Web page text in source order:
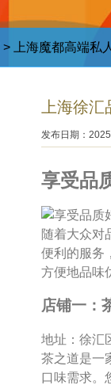
> 上海魔都高端私
上海徐
发布日期：
享受品
随着大众对
便利的服务
方便地品味
店铺一：
地址：徐汇
茶之道是一
口味需求。